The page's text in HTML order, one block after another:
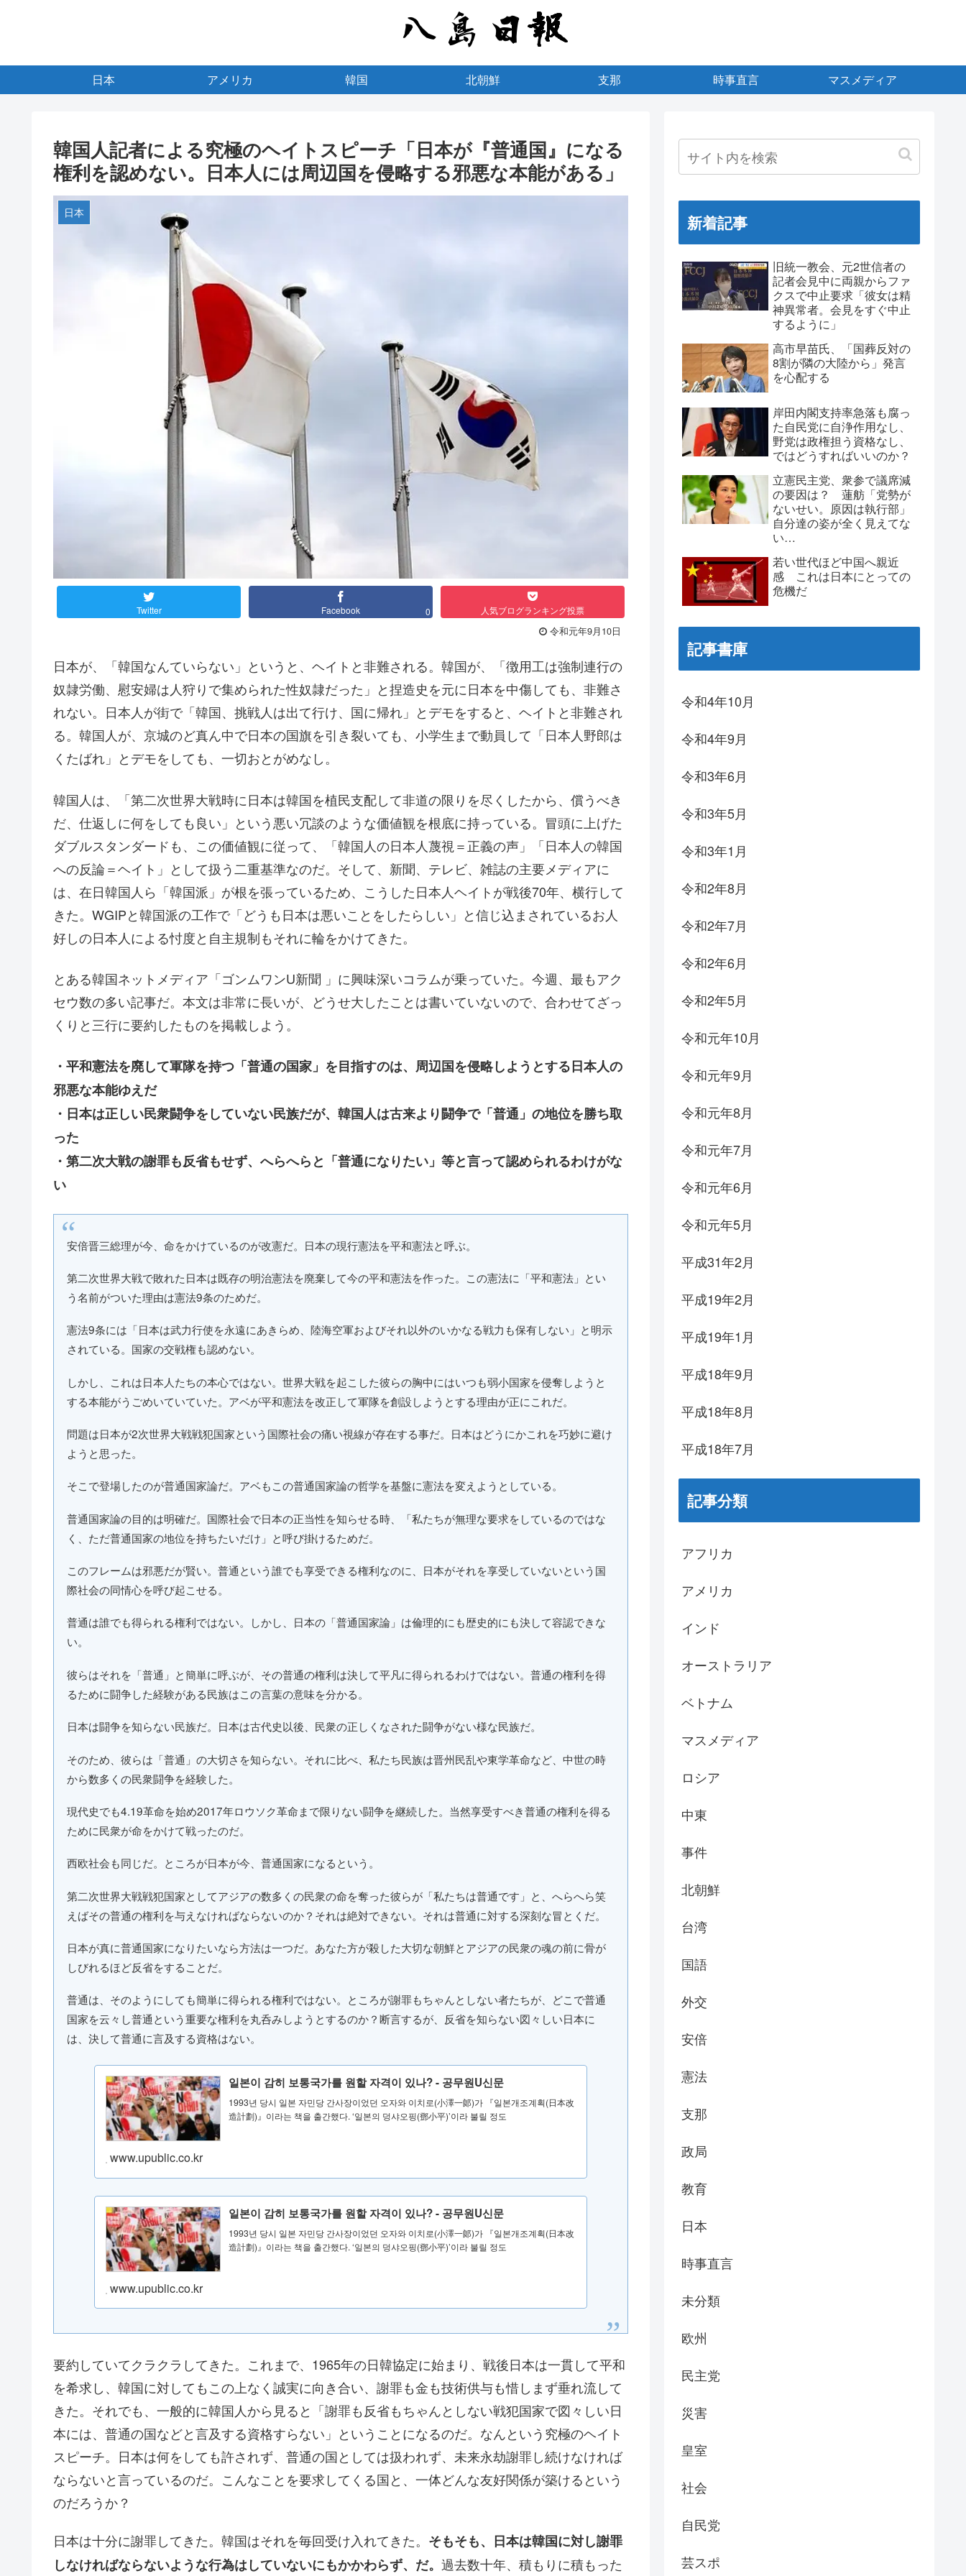
日本 アメリカ 韓国 北朝鮮 支那 時事直言 マスメディア
韓国人記者による究極のヘイトスピーチ「日本が『普通国』になる
権利を認めない。日本人には周辺国を侵略する邪悪な本能がある」
日本
Twitter Facebook 0 人気ブログランキング投票
令和元年9月10日
日本が、「韓国なんていらない」というと、ヘイトと非難される。韓国が、「徴用工は強制連行の
奴隷労働、慰安婦は人狩りで集められた性奴隷だった」と捏造史を元に日本を中傷しても、非難さ
れない。日本人が街で「韓国、挑戦人は出て行け、国に帰れ」とデモをすると、ヘイトと非難され
る。韓国人が、京城のど真ん中で日本の国旗を引き裂いても、小学生まで動員して「日本人野郎は
くたばれ」とデモをしても、一切おとがめなし。
韓国人は、「第二次世界大戦時に日本は韓国を植民支配して非道の限りを尽くしたから、償うべき
だ、仕返しに何をしても良い」という悪い冗談のような価値観を根底に持っている。冒頭に上げた
ダブルスタンダードも、この価値観に従って、「韓国人の日本人蔑視＝正義の声」「日本人の韓国
への反論＝ヘイト」として扱う二重基準なのだ。そして、新聞、テレビ、雑誌の主要メディアに
は、在日韓国人ら「韓国派」が根を張っているため、こうした日本人ヘイトが戦後70年、横行して
きた。WGIPと韓国派の工作で「どうも日本は悪いことをしたらしい」と信じ込まされているお人
好しの日本人による忖度と自主規制もそれに輪をかけてきた。
とある韓国ネットメディア「ゴンムワンU新聞 」に興味深いコラムが乗っていた。今週、最もアク
セウ数の多い記事だ。本文は非常に長いが、どうせ大したことは書いていないので、合わせてざっ
くりと三行に要約したものを掲載しよう。
・平和憲法を廃して軍隊を持つ「普通の国家」を目指すのは、周辺国を侵略しようとする日本人の
邪悪な本能ゆえだ
・日本は正しい民衆闘争をしていない民族だが、韓国人は古来より闘争で「普通」の地位を勝ち取
った
・第二次大戦の謝罪も反省もせず、へらへらと「普通になりたい」等と言って認められるわけがな
い
安倍晋三総理が今、命をかけているのが改憲だ。日本の現行憲法を平和憲法と呼ぶ。
第二次世界大戦で敗れた日本は既存の明治憲法を廃棄して今の平和憲法を作った。この憲法に「平和憲法」とい
う名前がついた理由は憲法9条のためだ。
憲法9条には「日本は武力行使を永遠にあきらめ、陸海空軍およびそれ以外のいかなる戦力も保有しない」と明示
されている。国家の交戦権も認めない。
しかし、これは日本人たちの本心ではない。世界大戦を起こした彼らの胸中にはいつも弱小国家を侵奪しようと
する本能がうごめいていていた。アベが平和憲法を改正して軍隊を創設しようとする理由が正にこれだ。
問題は日本が2次世界大戦戦犯国家という国際社会の痛い視線が存在する事だ。日本はどうにかこれを巧妙に避け
ようと思った。
そこで登場したのが普通国家論だ。アベもこの普通国家論の哲学を基盤に憲法を変えようとしている。
普通国家論の目的は明確だ。国際社会で日本の正当性を知らせる時、「私たちが無理な要求をしているのではな
く、ただ普通国家の地位を持ちたいだけ」と呼び掛けるためだ。
このフレームは邪悪だが賢い。普通という誰でも享受できる権利なのに、日本がそれを享受していないという国
際社会の同情心を呼び起こせる。
普通は誰でも得られる権利ではない。しかし、日本の「普通国家論」は倫理的にも歴史的にも決して容認できな
い。
彼らはそれを「普通」と簡単に呼ぶが、その普通の権利は決して平凡に得られるわけではない。普通の権利を得
るために闘争した経験がある民族はこの言葉の意味を分かる。
日本は闘争を知らない民族だ。日本は古代史以後、民衆の正しくなされた闘争がない様な民族だ。
そのため、彼らは「普通」の大切さを知らない。それに比べ、私たち民族は晋州民乱や東学革命など、中世の時
から数多くの民衆闘争を経験した。
現代史でも4.19革命を始め2017年ロウソク革命まで限りない闘争を継続した。当然享受すべき普通の権利を得る
ために民衆が命をかけて戦ったのだ。
西欧社会も同じだ。ところが日本が今、普通国家になるという。
第二次世界大戦戦犯国家としてアジアの数多くの民衆の命を奪った彼らが「私たちは普通です」と、へらへら笑
えばその普通の権利を与えなければならないのか？それは絶対できない。それは普通に対する深刻な冒とくだ。
日本が真に普通国家になりたいなら方法は一つだ。あなた方が殺した大切な朝鮮とアジアの民衆の魂の前に骨が
しびれるほど反省をすることだ。
普通は、そのようにしても簡単に得られる権利ではない。ところが謝罪もちゃんとしない者たちが、どこで普通
国家を云々し普通という重要な権利を丸呑みしようとするのか？断言するが、反省を知らない図々しい日本に
は、決して普通に言及する資格はない。
일본이 감히 보통국가를 원할 자격이 있나? - 공무원U신문
1993년 당시 일본 자민당 간사장이었던 오자와 이치로(小澤一郞)가 『일본개조계획(日本改
造計劃)』이라는 책을 출간했다. ‘일본의 덩샤오핑(鄧小平)’이라 불릴 정도
www.upublic.co.kr
일본이 감히 보통국가를 원할 자격이 있나? - 공무원U신문
1993년 당시 일본 자민당 간사장이었던 오자와 이치로(小澤一郞)가 『일본개조계획(日本改
造計劃)』이라는 책을 출간했다. ‘일본의 덩샤오핑(鄧小平)’이라 불릴 정도
www.upublic.co.kr
要約していてクラクラしてきた。これまで、1965年の日韓協定に始まり、戦後日本は一貫して平和
を希求し、韓国に対してもこの上なく誠実に向き合い、謝罪も金も技術供与も惜しまず垂れ流して
きた。それでも、一般的に韓国人から見ると「謝罪も反省もちゃんとしない戦犯国家で図々しい日
本には、普通の国などと言及する資格すらない」ということになるのだ。なんという究極のヘイト
スピーチ。日本は何をしても許されず、普通の国としては扱われず、未来永劫謝罪し続けなければ
ならないと言っているのだ。こんなことを要求してくる国と、一体どんな友好関係が築けるという
のだろうか？
日本は十分に謝罪してきた。韓国はそれを毎回受け入れてきた。 そもそも、日本は韓国に対し謝罪
しなければならないような行為はしていないにもかかわらず、だ。 過去数十年、積もりに積もった
新着記事
旧統一教会、元2世信者の
記者会見中に両親からファ
クスで中止要求「彼女は精
神異常者。会見をすぐ中止
するように」
高市早苗氏、「国葬反対の
8割が隣の大陸から」発言
を心配する
岸田内閣支持率急落も腐っ
た自民党に自浄作用なし、
野党は政権担う資格なし、
ではどうすればいいのか？
立憲民主党、衆参で議席減
の要因は？ 蓮舫「党勢が
ないせい。原因は執行部」
自分達の姿が全く見えてな
い…
若い世代ほど中国へ親近
感 これは日本にとっての
危機だ
記事書庫
令和4年10月
令和4年9月
令和3年6月
令和3年5月
令和3年1月
令和2年8月
令和2年7月
令和2年6月
令和2年5月
令和元年10月
令和元年9月
令和元年8月
令和元年7月
令和元年6月
令和元年5月
平成31年2月
平成19年2月
平成19年1月
平成18年9月
平成18年8月
平成18年7月
記事分類
アフリカ
アメリカ
インド
オーストラリア
ベトナム
マスメディア
ロシア
中東
事件
北朝鮮
台湾
国語
外交
安倍
憲法
支那
政局
教育
日本
時事直言
未分類
欧州
民主党
災害
皇室
社会
自民党
芸スポ